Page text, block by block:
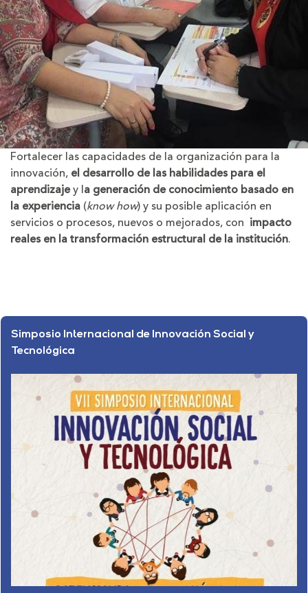
Fortalecer las capacidades de la organización para la
innovación, el desarrollo de las habilidades para el
aprendizajey la generación de conocimiento basado en
la experiencia (know how) y su posible aplicación en
servicios o procesos, nuevos o mejorados, con impacto
reales en la transformación estructural de la institución.
Simposio Internacional de Innovación Social y
Tecnológica